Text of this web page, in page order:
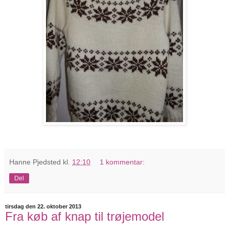
Hanne Pjedsted kl. 12:10 1 kommentar:
Del
tirsdag den 22. oktober 2013
Fra køb af knap til trøjemodel